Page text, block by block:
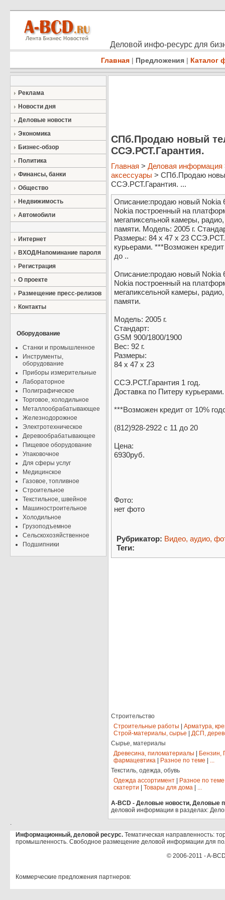
Деловой инфо-ресурс для
Главная | Предложения | Каталог
Реклама
Новости дня
Деловые новости
Экономика
Бизнес-обзор
Политика
Финансы, банки
Общество
Недвижимость
Автомобили
Интернет
ВХОД/Напоминание пароля
Регистрация
О проекте
Размещение пресс-релизов
Контакты
Оборудование
Станки и промышленное
Инструменты,
оборудование
Приборы измерительные
Лабораторное
Полиграфическое
Торговое, холодильное
Металлообрабатывающее
Железнодорожное
Электротехническое
Деревообрабатывающее
Пищевое оборудование
Упаковочное
Для сферы услуг
Медицинское
Газовое, топливное
Строительное
Текстильное, швейное
Машиностроительное
Холодильное
Грузоподъемное
Сельскохозяйственное
Подшипники
СПб.Продаю новый
ССЭ.РСТ.Гарантия.
Главная > Деловая информация
аксессуары > СПб.Продаю
ССЭ.РСТ.Гарантия. ...
Описание:продаю новый Nokia
Nokia построенный на
мегапиксельной камеры,
памяти. Модель: 2005 г.
Размеры: 84 x 47 x 23
курьерами. ***Возможен
до ..
Описание:продаю новый Nokia
Nokia построенный на
мегапиксельной камеры,
памяти.
Модель: 2005 г.
Стандарт:
GSM 900/1800/1900
Вес: 92 г.
Размеры:
84 x 47 x 23
ССЭ.РСТ.Гарантия 1 год.
Доставка по Питеру курьерами.
***Возможен кредит от 10%
(812)928-2922 с 11 до 20
Цена:
6930руб.
Фото:
нет фото
Рубрикатор: Видео, аудио,
Теги:
Строительство
Строительные работы
Арматура,
Строй-материалы, сырье
ДСП,
Сырье, материалы
Древесина, пиломатериалы
Бензин,
фармацевтика
Разное по теме
...
Текстиль, одежда, обувь
Одежда ассортимент
Разное по теме
скатерти
Товары для дома ...
A-BCD - Деловые новости, Деловые
деловой информации в разделах:
.
Информационный, деловой ресурс. Тематическая направленность:
промышленность. Свободное размещение деловой информации для
© 2006-2011 - A-
Коммерческие предложения партнеров: